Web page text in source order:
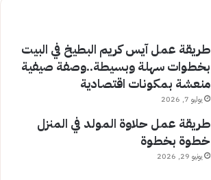
طريقة عمل آيس كريم البطيخ في البيت
بخطوات سهلة وبسيطة..وصفة صيفية
منعشة بمكونات اقتصادية
يوليو 7, 2026
طريقة عمل حلاوة المولد في المنزل
خطوة بخطوة
يونيو 29, 2026